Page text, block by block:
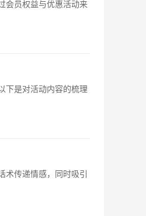
会员权益与优惠活动来
下是对活动内容的梳理
术传递情感，同时吸引